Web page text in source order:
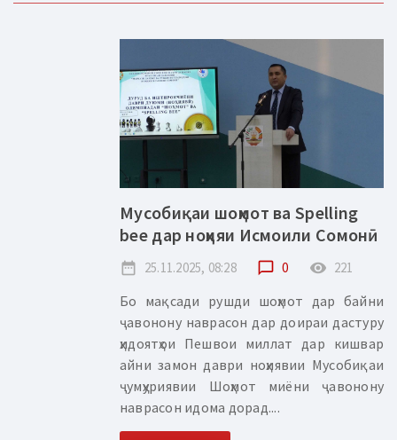
Мусобиқаи шоҳмот ва Spelling
bee дар ноҳияи Исмоили Сомонӣ
date_range 25.11.2025, 08:28 chat_bubble_outline 0 remove_red_eye 221
Бо мақсади рушди шоҳмот дар байни
ҷавонону наврасон дар доираи дастуру
ҳидоятҳои Пешвои миллат дар кишвар
айни замон даври ноҳиявии Мусобиқаи
ҷумҳуриявии Шоҳмот миёни ҷавонону
наврасон идома дорад....